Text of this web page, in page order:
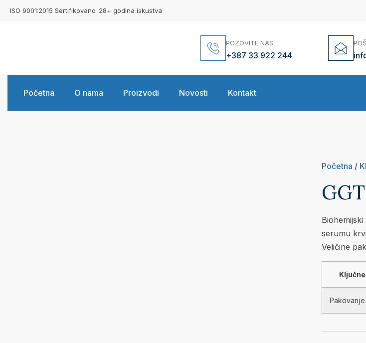
ISO 9001:2015 Sertifikovano 28+ godina iskustva
POZOVITE NAS:
+387 33 922 244
Početna O nama Proizvodi Novosti Kontakt
Početna /
serumu
Veličine